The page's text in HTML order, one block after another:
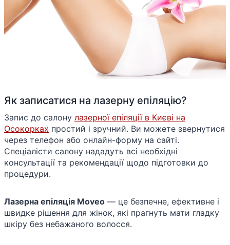
Як записатися на лазерну епіляцію?
Запис до салону лазерної епіляції в Києві на
Осокорках простий і зручний. Ви можете звернутися
через телефон або онлайн-форму на сайті.
Спеціалісти салону нададуть всі необхідні
консультації та рекомендації щодо підготовки до
процедури.
Лазерна епіляція Moveo — це безпечне, ефективне і
швидке рішення для жінок, які прагнуть мати гладку
шкіру без небажаного волосся.